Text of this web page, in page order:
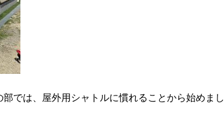
では、屋外用シャトルに慣れることから始めまし